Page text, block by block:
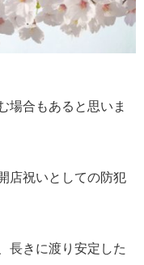
場合もあると思いま
店祝いとしての防犯
長きに渡り安定した